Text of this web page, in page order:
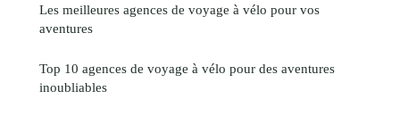
Les meilleures agences de voyage à vélo pour vos
aventures
Top 10 agences de voyage à vélo pour des aventures
inoubliables